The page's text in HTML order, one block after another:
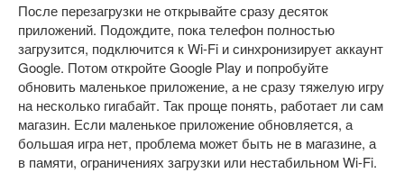
После перезагрузки не открывайте сразу десяток
приложений. Подождите, пока телефон полностью
загрузится, подключится к Wi-Fi и синхронизирует аккаунт
Google. Потом откройте Google Play и попробуйте
обновить маленькое приложение, а не сразу тяжелую игру
на несколько гигабайт. Так проще понять, работает ли сам
магазин. Если маленькое приложение обновляется, а
большая игра нет, проблема может быть не в магазине, а
в памяти, ограничениях загрузки или нестабильном Wi-Fi.